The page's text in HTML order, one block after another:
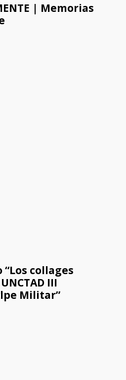
| Memorias
collages
III
Militar”